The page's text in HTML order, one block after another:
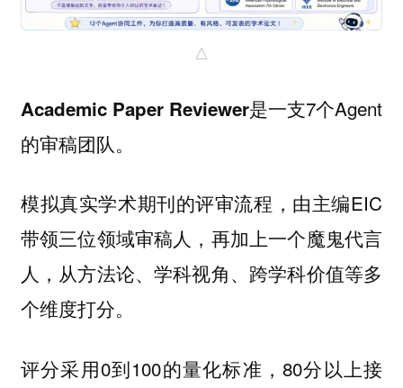
△
Academic Paper Reviewer是一支7个Agent
的审稿团队。
模拟真实学术期刊的评审流程，由主编EIC
带领三位领域审稿人，再加上一个魔鬼代言
人，从方法论、学科视角、跨学科价值等多
个维度打分。
评分采用0到100的量化标准，80分以上接